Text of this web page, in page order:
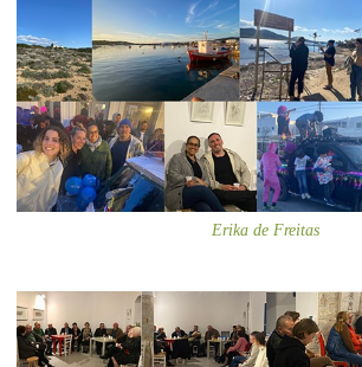
Erika de Freitas